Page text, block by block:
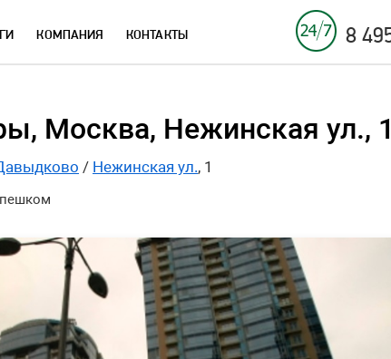
КОМПАНИЯ КОНТАКТЫ 8
Москва, Нежинская ул.,
/ Нежинская ул., 1